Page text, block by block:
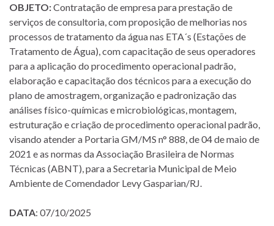
OBJETO:Contratação de empresa para prestação de
serviços de consultoria, com proposição de melhorias nos
processos de tratamento da água nas ETA´s (Estações de
Tratamento de Água), com capacitação de seus operadores
para a aplicação do procedimento operacional padrão,
elaboração e capacitação dos técnicos para a execução do
plano de amostragem, organização e padronização das
análises físico-químicas e microbiológicas, montagem,
estruturação e criação de procedimento operacional padrão,
visando atender a Portaria GM/MS n° 888, de 04 de maio de
2021 e as normas da Associação Brasileira de Normas
Técnicas (ABNT), para a Secretaria Municipal de Meio
Ambiente de Comendador Levy Gasparian/RJ.
DATA: 07/10/2025